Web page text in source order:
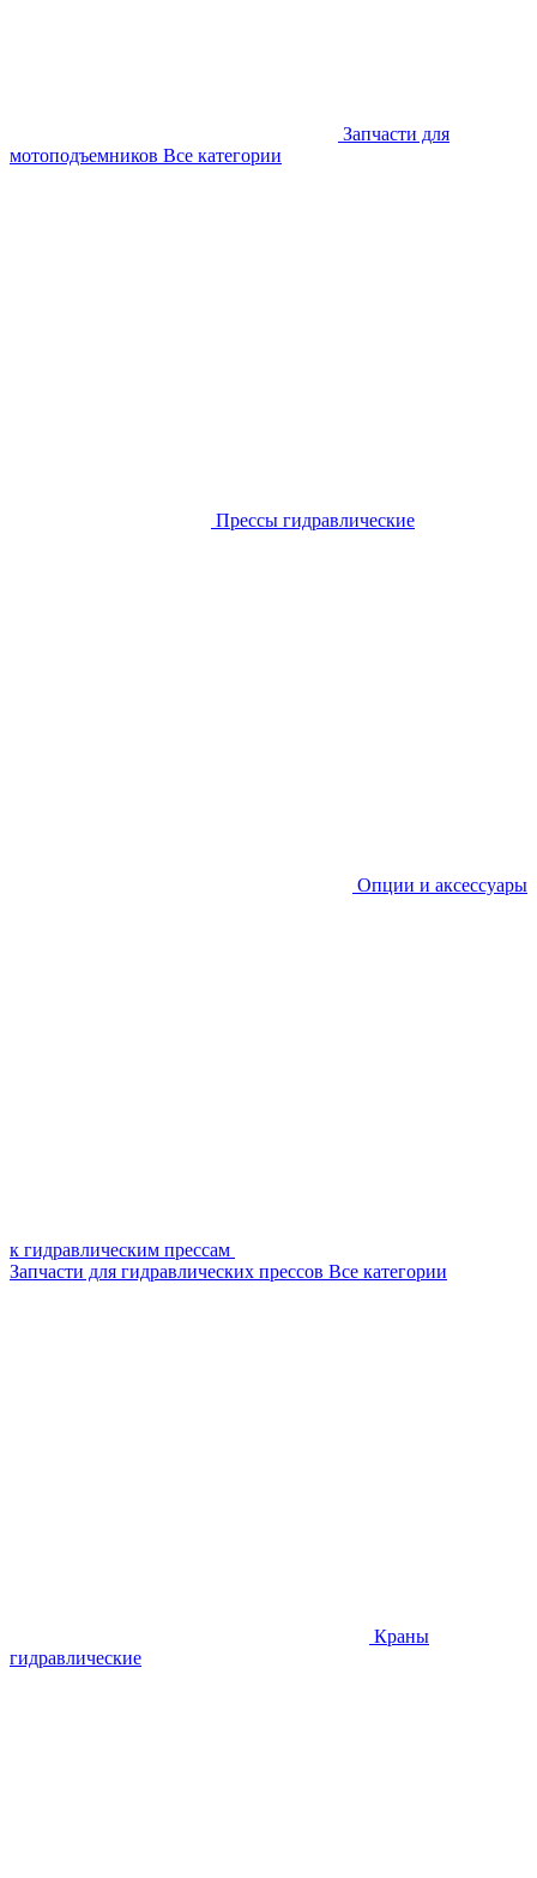
Запчасти для
мотоподъемников Все категории
Прессы гидравлические
Опции и аксессуары
к гидравлическим прессам
Запчасти для гидравлических прессов Все категории
Краны
гидравлические